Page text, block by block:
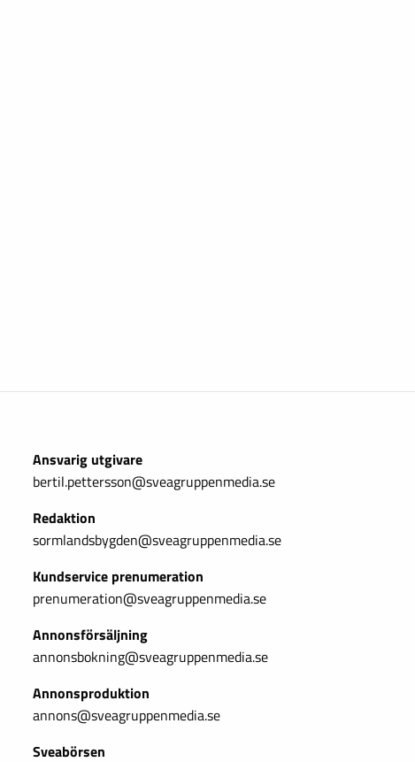
Ansvarig utgivare
bertil.pettersson@sveagruppenmedia.se
Redaktion
sormlandsbygden@sveagruppenmedia.se
Kundservice prenumeration
prenumeration@sveagruppenmedia.se
Annonsförsäljning
annonsbokning@sveagruppenmedia.se
Annonsproduktion
annons@sveagruppenmedia.se
Sveabörsen